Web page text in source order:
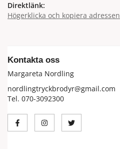
Direktlänk:
Högerklicka och kopiera adressen
Kontakta oss
Margareta Nordling
nordlingtryckbrodyr@gmail.com
Tel. 070-3092300